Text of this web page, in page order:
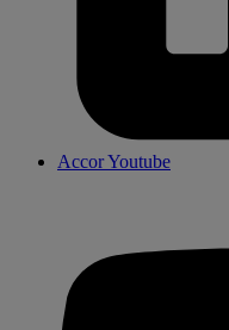
Accor Youtube